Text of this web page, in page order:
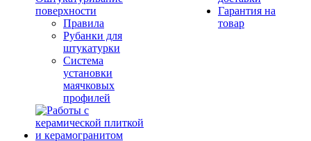
поверхности
Правила
Рубанки для
штукатурки
Система
установки
маячковых
профилей
Гарантия на
товар